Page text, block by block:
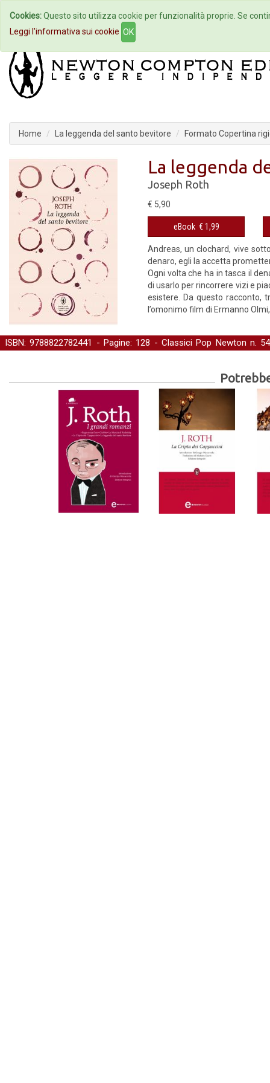
Home Autori Eventi
Home La leggenda del santo bevitore Formato Copertina
La leggenda
Joseph Roth
€ 5,90
eBook € 1,99
Andreas, un clochard, vive
denaro, egli la accetta
Ogni volta che ha in tasca il
di usarlo per rincorrere vizi e
esistere. Da questo racconto,
l’omonimo film di Ermanno
ISBN: 9788822782441 - Pagine: 128 - Classici Pop Newton n.
Cookies:Questo sito utilizza cookie per funzionalità proprie. Se
Leggi l'informativa sui cookie OK